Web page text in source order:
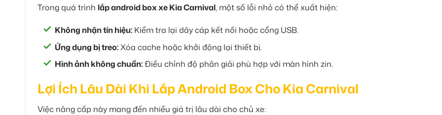
Trong quá trình lắp android box xe Kia Carnival, một số lỗi nhỏ có thể xuất hiện:
Không nhận tín hiệu: Kiểm tra lại dây cáp kết nối hoặc cổng USB.
Ứng dụng bị treo:Xóa cache hoặc khởi động lại thiết bị.
Hình ảnh không chuẩn:Điều chỉnh độ phân giải phù hợp với màn hình zin.
Lợi Ích Lâu Dài Khi Lắp Android Box Cho Kia Carnival
Việc nâng cấp này mang đến nhiều giá trị lâu dài cho chủ xe: